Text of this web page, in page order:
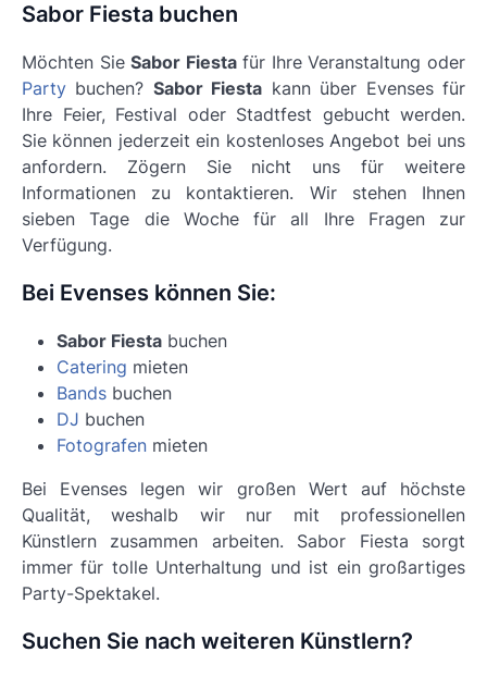
Sabor Fiesta buchen
Möchten SieSabor Fiestafür Ihre Veranstaltung oder
Party buchen? Sabor Fiesta kann über Evenses für
Ihre Feier, Festival oder Stadtfest gebucht werden.
Sie können jederzeit ein kostenloses Angebot bei uns
anfordern. Zögern Sie nicht uns für weitere
Informationen zu kontaktieren. Wir stehen Ihnen
sieben Tage die Woche für all Ihre Fragen zur
Verfügung.
Bei Evenses können Sie:
Sabor Fiesta buchen
Catering mieten
Bands buchen
DJ buchen
Fotografen mieten
Bei Evenses legen wir großen Wert auf höchste
Qualität, weshalb wir nur mit professionellen
Künstlern zusammen arbeiten. Sabor Fiesta sorgt
immer für tolle Unterhaltung und ist ein großartiges
Party-Spektakel.
Suchen Sie nach weiteren Künstlern?